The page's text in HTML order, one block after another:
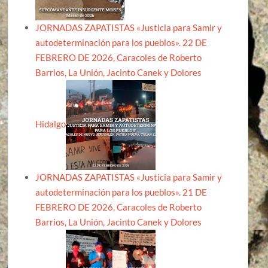
JORNADAS ZAPATISTAS «Justicia para Samir y
autodeterminación para los pueblos». 22 DE
FEBRERO DE 2026, Caracoles de Roberto
Barrios, La Unión, Jacinto Canek y Dolores
Hidalgo
JORNADAS ZAPATISTAS «Justicia para Samir y
autodeterminación para los pueblos». 21 DE
FEBRERO DE 2026, Caracoles de Roberto
Barrios, La Unión, Jacinto Canek y Dolores